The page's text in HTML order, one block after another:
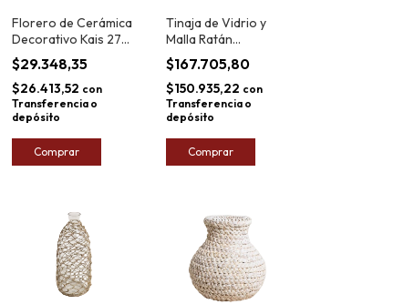
Florero de Cerámica
Decorativo Kais 27
x11,5cm
$29.348,35
$26.413,52 con
Transferencia o
depósito
Comprar
Tinaja de Vidrio y
Malla Ratán
Bangalore 42x20cm
$167.705,80
$150.935,22 con
Transferencia o
depósito
Comprar